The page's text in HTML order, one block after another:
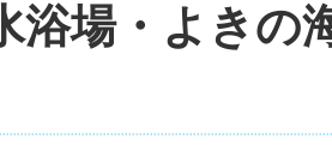
浴場・よき